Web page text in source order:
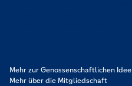
Mehr zur Genossenschaftlichen Idee
Mehr über die Mitgliedschaft